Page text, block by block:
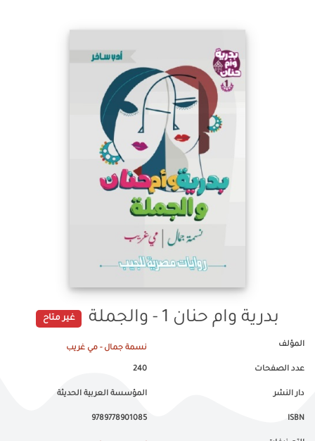
بدرية وام حنان 1 - والجملة غير متاح
المؤلف نسمة جمال - مي غريب
عدد الصفحات 240
دار النشر المؤسسة العربية الحديثة
ISBN
9789778901085